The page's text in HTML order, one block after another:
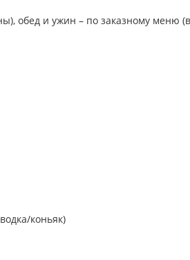
обед и ужин – по заказному меню
коньяк)